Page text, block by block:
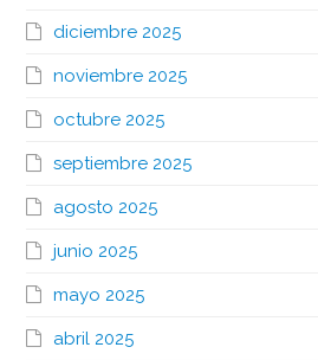
diciembre 2025
noviembre 2025
octubre 2025
septiembre 2025
agosto 2025
junio 2025
mayo 2025
abril 2025